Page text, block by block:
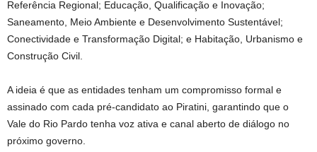
Referência Regional; Educação, Qualificação e Inovação;
Saneamento, Meio Ambiente e Desenvolvimento Sustentável;
Conectividade e Transformação Digital; e Habitação, Urbanismo e
Construção Civil.
A ideia é que as entidades tenham um compromisso formal e
assinado com cada pré-candidato ao Piratini, garantindo que o
Vale do Rio Pardo tenha voz ativa e canal aberto de diálogo no
próximo governo.